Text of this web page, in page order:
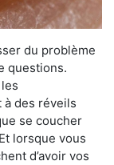
du problème
questions.
à des réveils
se coucher
lorsque vous
d’avoir vos